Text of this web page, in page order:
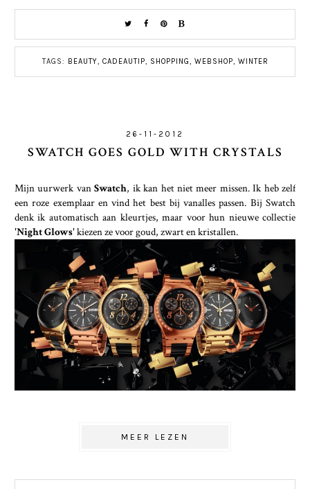
TAGS: BEAUTY CADEAUTIP SHOPPING WEBSHOP WINTER
26-11-2012
SWATCH GOES GOLD WITH CRYSTALS
Mijn uurwerk vanSwatch, ik kan het niet meer missen. Ik heb zelf
een roze exemplaar en vind het best bij vanalles passen. Bij Swatch
denk ik automatisch aan kleurtjes, maar voor hun nieuwe collectie
'Night Glows'kiezen ze voor goud, zwart en kristallen.
MEER LEZEN